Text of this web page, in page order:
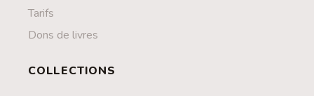
Tarifs
Dons de livres
COLLECTIONS